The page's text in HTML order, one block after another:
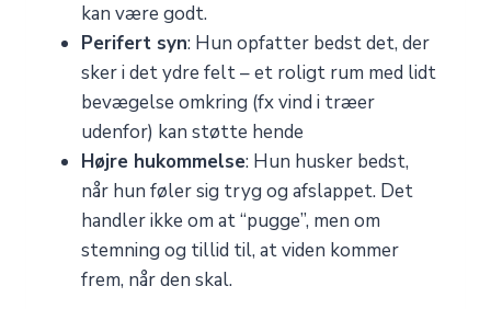
kan være godt.
Perifert syn: Hun opfatter bedst det, der
sker i det ydre felt – et roligt rum med lidt
bevægelse omkring (fx vind i træer
udenfor) kan støtte hende
Højre hukommelse: Hun husker bedst,
når hun føler sig tryg og afslappet. Det
handler ikke om at “pugge”, men om
stemning og tillid til, at viden kommer
frem, når den skal.